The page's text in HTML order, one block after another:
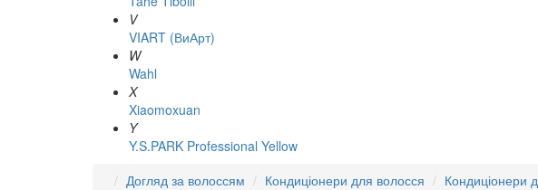
V
VIART (ВиАрт)
W
Wahl
X
Xiaomoxuan
Y
Y.S.PARK Professional Yellow
Догляд за волоссям
Кондиціонери для волосся Кондиціонери